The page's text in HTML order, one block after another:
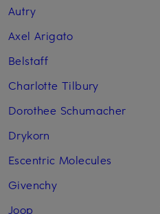
Autry
Axel Arigato
Belstaff
Charlotte Tilbury
Dorothee Schumacher
Drykorn
Escentric Molecules
Givenchy
Joop